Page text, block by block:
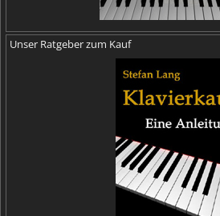
Unser Ratgeber zum Kauf